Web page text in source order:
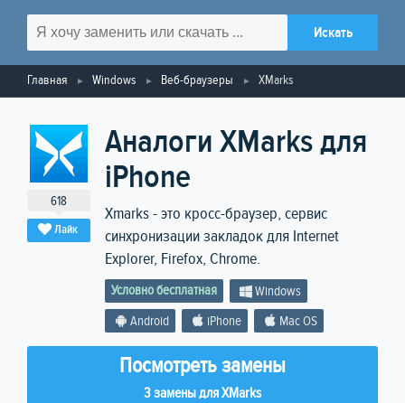
Главная Windows Веб-браузеры XMarks
618
Лайк
Аналоги XMarks для
iPhone
Xmarks - это кросс-браузер, сервис
синхронизации закладок для Internet
Explorer, Firefox, Chrome.
Условно бесплатная
Windows
Android
iPhone Mac OS
Посмотреть замены
3 замены для XMarks